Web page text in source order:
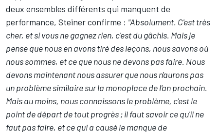
deux ensembles différents qui manquent de
performance, Steiner confirme : "Absolument. C'est très
cher, et si vous ne gagnez rien, c'est du gâchis. Mais je
pense que nous en avons tiré des leçons, nous savons où
nous sommes, et ce que nous ne devons pas faire. Nous
devons maintenant nous assurer que nous n'aurons pas
un problème similaire sur la monoplace de l'an prochain.
Mais au moins, nous connaissons le problème, c'est le
point de départ de tout progrès ; il faut savoir ce qu'il ne
faut pas faire, et ce qui a causé le manque de